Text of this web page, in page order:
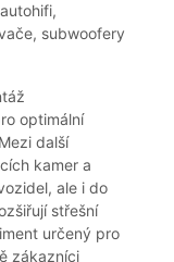
subwoofery
optimální
další
kamer a
ale i do
střešní
určený pro
zákazníci